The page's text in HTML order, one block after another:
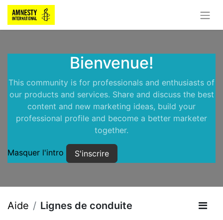
Bienvenue!
This community is for professionals and enthusiasts of
our products and services. Share and discuss the best
content and new marketing ideas, build your
professional profile and become a better marketer
together.
Masquer l'intro S'inscrire
Aide Lignes de conduite